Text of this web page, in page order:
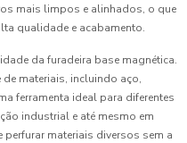
mais limpos e alinhados, o que
qualidade e acabamento.
da furadeira base magnética.
materiais, incluindo aço,
ferramenta ideal para diferentes
industrial e até mesmo em
materiais diversos sem a